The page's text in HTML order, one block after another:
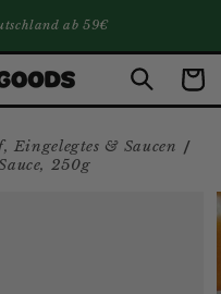
INHALTab 59€
Eingelegtes & Saucen /
250g